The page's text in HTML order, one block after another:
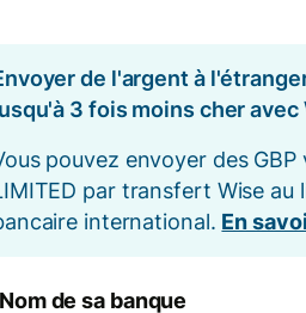
de l'argent à
3 fois moins cher avec
pouvez envoyer des GBP
par transfert Wise au
international. En
Nom de sa banque